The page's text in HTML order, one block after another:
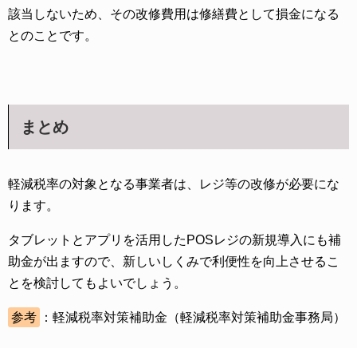
該当しないため、その改修費用は修繕費として損金になる
とのことです。
まとめ
軽減税率の対象となる事業者は、レジ等の改修が必要にな
ります。
タブレットとアプリを活用したPOSレジの新規導入にも補
助金が出ますので、新しいしくみで利便性を向上させるこ
とを検討してもよいでしょう。
参考 ：軽減税率対策補助金（軽減税率対策補助金事務局）